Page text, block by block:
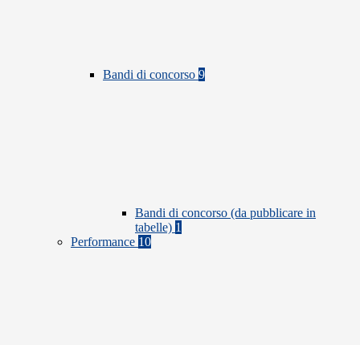
Bandi di concorso 9
Bandi di concorso (da pubblicare in
tabelle) 1
Performance 10